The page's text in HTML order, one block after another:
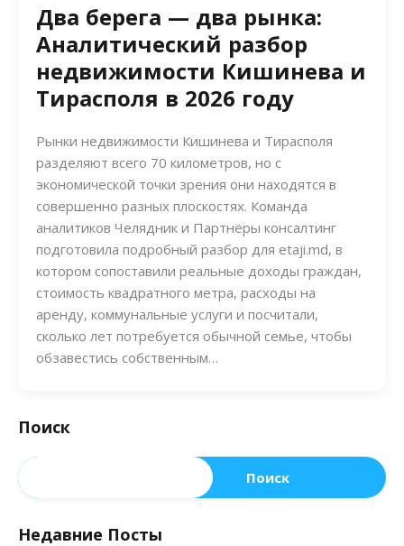
Два берега — два рынка:
Аналитический разбор
недвижимости Кишинева и
Тирасполя в 2026 году
Рынки недвижимости Кишинева и Тирасполя
разделяют всего 70 километров, но с
экономической точки зрения они находятся в
совершенно разных плоскостях. Команда
аналитиков Челядник и Партнёры консалтинг
подготовила подробный разбор для etaji.md, в
котором сопоставили реальные доходы граждан,
стоимость квадратного метра, расходы на
аренду, коммунальные услуги и посчитали,
сколько лет потребуется обычной семье, чтобы
обзавестись собственным…
Поиск
Поиск
Недавние Посты